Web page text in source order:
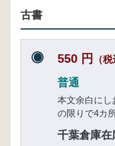
古書
550 円 （税
普通
本文余白にし
の限りで4カ所
千葉倉庫在